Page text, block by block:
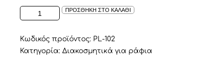
ΞΥΛΙΝΟ
ΠΛΑΙΣΙΟ
TRAVELLER
ποσότητα
ΠΡΟΣΘΗΚΗ ΣΤΟ ΚΑΛΑΘΙ
Κωδικός προϊόντος: PL-102
Κατηγορία: Διακοσμητικά για ράφια